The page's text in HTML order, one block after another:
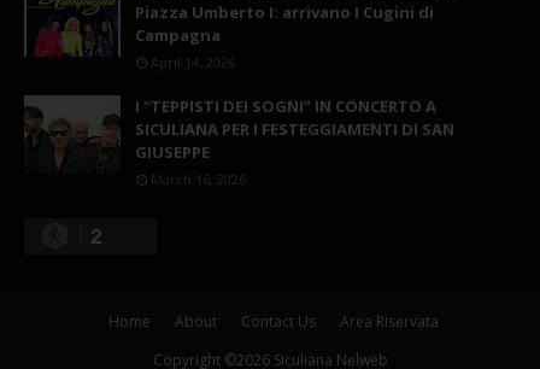
Piazza Umberto I: arrivano I Cugini di
Campagna
April 14, 2026
I “TEPPISTI DEI SOGNI” IN CONCERTO A
SICULIANA PER I FESTEGGIAMENTI DI SAN
GIUSEPPE
March 16, 2026
2
Home About Contact Us
Area Riservata
Copyright ©2026 Siculiana Nelweb